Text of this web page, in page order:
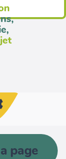
page